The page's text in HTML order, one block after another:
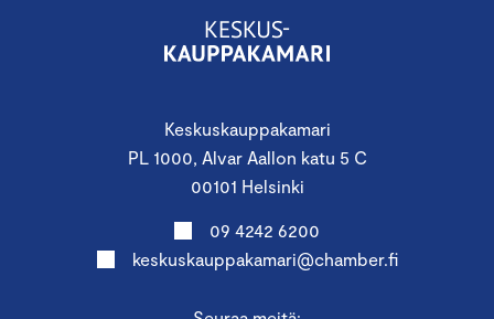
Keskuskauppakamari
PL 1000, Alvar Aallon katu 5 C
00101 Helsinki
09 4242 6200
keskuskauppakamari@chamber.fi